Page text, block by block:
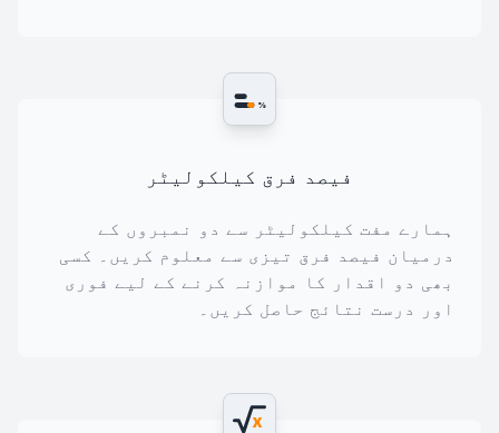
%
فیصد فرق کیلکولیٹر
ہمارے مفت کیلکولیٹر سے دو نمبروں کے
درمیان فیصد فرق تیزی سے معلوم کریں۔ کسی
بھی دو اقدار کا موازنہ کرنے کے لیے فوری
اور درست نتائج حاصل کریں۔
x